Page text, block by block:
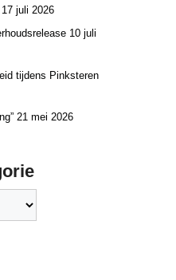
17 juli 2026
10 juli
tijdens Pinksteren
21 mei 2026